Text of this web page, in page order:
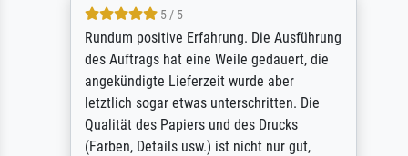
5 / 5
Rundum positive Erfahrung. Die Ausführung
des Auftrags hat eine Weile gedauert, die
angekündigte Lieferzeit wurde aber
letztlich sogar etwas unterschritten. Die
Qualität des Papiers und des Drucks
(Farben, Details usw.) ist nicht nur gut,